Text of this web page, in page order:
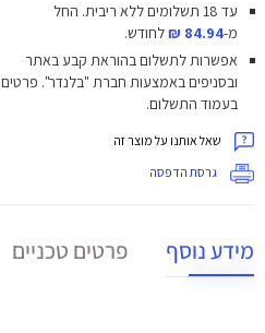
עד 18 תשלומים ללא ריבית.
החל
מ-84.94 ₪
לחודש.
אפשרות לתשלום בהוראת קבע באתר
ובסניפים באמצעות חברת "בלנדר". פרטים
בעמוד התשלום.
שאל אותנו על מוצר זה
גרסת הדפסה
מידע נוסף פרטים טכניים